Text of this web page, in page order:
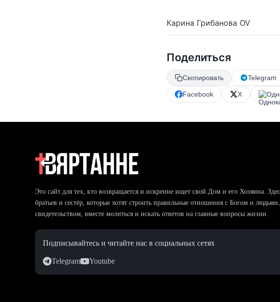
Карина Грибанова OV
Поделиться
Скопировать Telegram
Facebook X
Это сайт для тех, кто возвращается и искренне ищет свой Дом и его Хозяина.
братьев и сестёр, которые хотят строить правильные отношения с Богом и
свидетельством, вместе молиться и искать ответов на главные вопросы жизни.
Подписывайтесь и читайте нас в социальных сетях
Telegram Youtube